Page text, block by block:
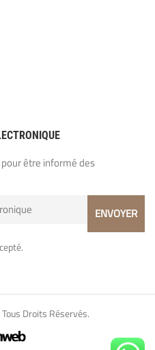
être informé des
Tous Droits Réservés.